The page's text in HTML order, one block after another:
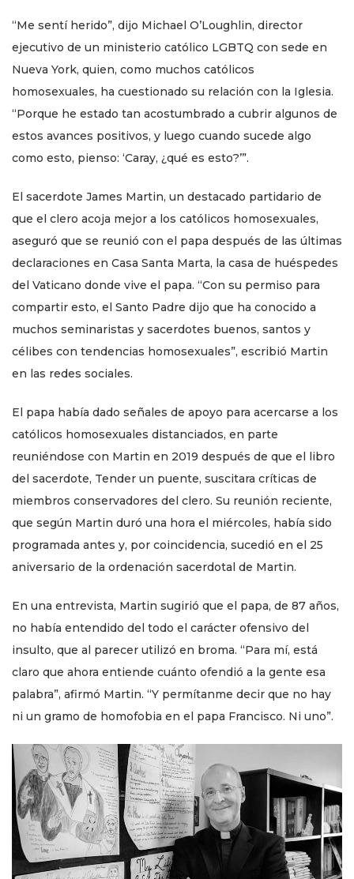
“Me sentí herido”, dijo Michael O’Loughlin, director
ejecutivo de un ministerio católico LGBTQ con sede en
Nueva York, quien, como muchos católicos
homosexuales, ha cuestionado su relación con la Iglesia.
“Porque he estado tan acostumbrado a cubrir algunos de
estos avances positivos, y luego cuando sucede algo
como esto, pienso: ‘Caray, ¿qué es esto?’”.
El sacerdote James Martin, un destacado partidario de
que el clero acoja mejor a los católicos homosexuales,
aseguró que se reunió con el papa después de las últimas
declaraciones en Casa Santa Marta, la casa de huéspedes
del Vaticano donde vive el papa. “Con su permiso para
compartir esto, el Santo Padre dijo que ha conocido a
muchos seminaristas y sacerdotes buenos, santos y
célibes con tendencias homosexuales”, escribió Martin
en las redes sociales.
El papa había dado señales de apoyo para acercarse a los
católicos homosexuales distanciados, en parte
reuniéndose con Martin en 2019 después de que el libro
del sacerdote, Tender un puente, suscitara críticas de
miembros conservadores del clero. Su reunión reciente,
que según Martin duró una hora el miércoles, había sido
programada antes y, por coincidencia, sucedió en el 25
aniversario de la ordenación sacerdotal de Martin.
En una entrevista, Martin sugirió que el papa, de 87 años,
no había entendido del todo el carácter ofensivo del
insulto, que al parecer utilizó en broma. “Para mí, está
claro que ahora entiende cuánto ofendió a la gente esa
palabra”, afirmó Martin. “Y permítanme decir que no hay
ni un gramo de homofobia en el papa Francisco. Ni uno”.